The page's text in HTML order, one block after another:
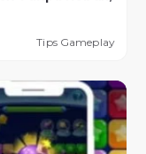
Tips Gameplay